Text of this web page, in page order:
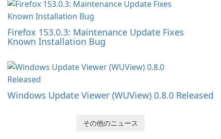
Firefox 153.0.3: Maintenance Update Fixes
Known Installation Bug
Windows Update Viewer (WUView) 0.8.0 Released
その他のニュース